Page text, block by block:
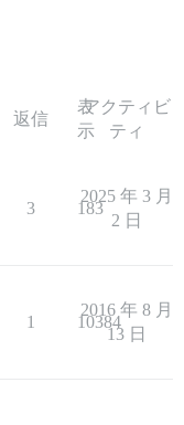
返信
表
示
アクティビ
ティ
3 183
2025 年 3 月
2 日
1 10384
2016 年 8 月
13 日